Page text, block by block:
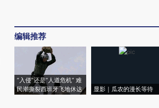
编辑推荐
“入侵”还是“人道危机” 难
民潮撕裂西班牙飞地休达
显影｜瓜农的漫长等待